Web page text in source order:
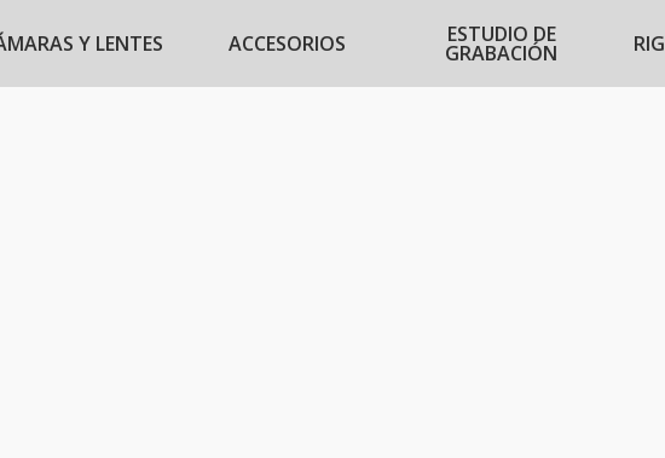
Y LENTES ACCESORIOS ESTUDIO DE
GRABACIÓN